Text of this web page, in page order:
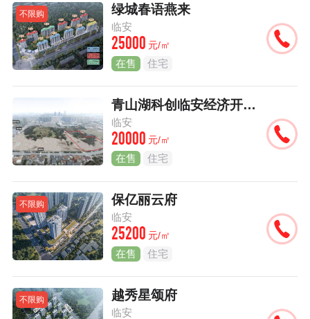
不限购 绿城春语燕来
临安
25000 元/㎡
在售 住宅
青山湖科创临安经济开发区项目
临安
20000 元/㎡
在售 住宅
不限购 保亿丽云府
临安
25200 元/㎡
在售 住宅
不限购 越秀星颂府
临安